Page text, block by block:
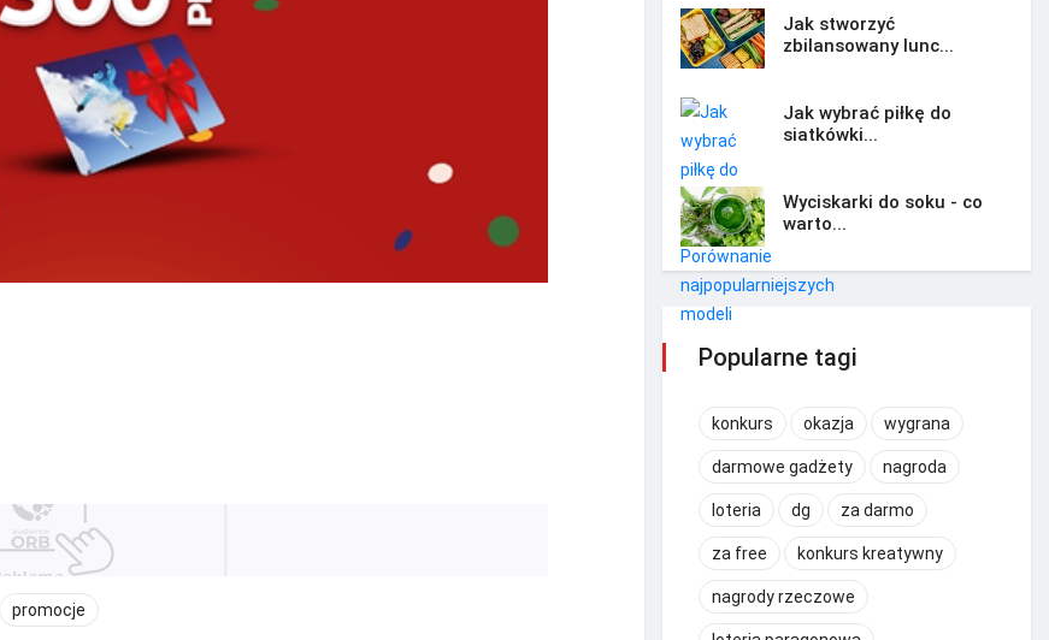
promocje
Jak stworzyć
zbilansowany lunc...
Jak wybrać piłkę do
siatkówki...
Wyciskarki do soku - co
warto...
Popularne tagi
konkurs okazja wygrana
darmowe gadżety nagroda
loteria dg za darmo
za free konkurs kreatywny
nagrody rzeczowe